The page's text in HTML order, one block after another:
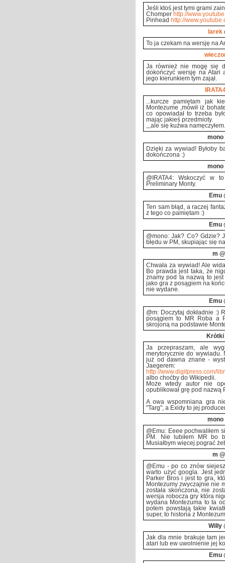
Jeśli ktoś jest tymi grami
Chomper http://
Pinhead http://
larek
To ja czekam na wersję na
Ja również nie mogę się
dokończyć wersję na Atari
jego kierunkiem tym zajął.
...kurcze pamiętam jak
Montezume ,mówił iż
co opowiadał to trzeba
mając jakieś przedmioty.
,,,ale się kuźwa
mono
Dzięki za wywiad! Byłoby
dokończona :)
mono
@IRATA4: Wskoczyć w
Preliminary Monty.
Emu
Ten sam błąd, a raczej
z tego co pamiętam :)
Emu
@mono: Jak? Co? Gdzie?
błędu w PM, skupiając się
m
Chwała za wywiad! Ale
Bo prawda jest taka, że
znamy pod ta nazwą to
jako gra z posągiem na
nie wydane.
Emu
@m: Doczytaj dokładnie :)
posągiem to MR Roba a
skrojoną na podstawie
Krótki
Ja przepraszam, ale
merytorycznie do wywiadu.
już od dawna znane -
Jaegerem:
http://www.digitpress.com/
albo choćby do Wikipedii.
Może wtedy autor nie
opublikował grę pod nazwą
A owa wspomniana gra
"Targ", a Exidy to jej
mono
@Emu: Eeee pochwaliłem
PM. Nie lubiłem MR bo
Musiałbym więcej pograć
m
@Emu - po co znów
warto użyć googla. Jest
Parker Bros i jest to gra,
Montezumy zwyczajnie nie
została skończona, nie
wersja robocza gry która
wydana Montezuma to ta
potem powstają takie
super, to historia z
Willy
Jak dla mnie brakuje tam
atari lub ew uwolnienie jej
Emu